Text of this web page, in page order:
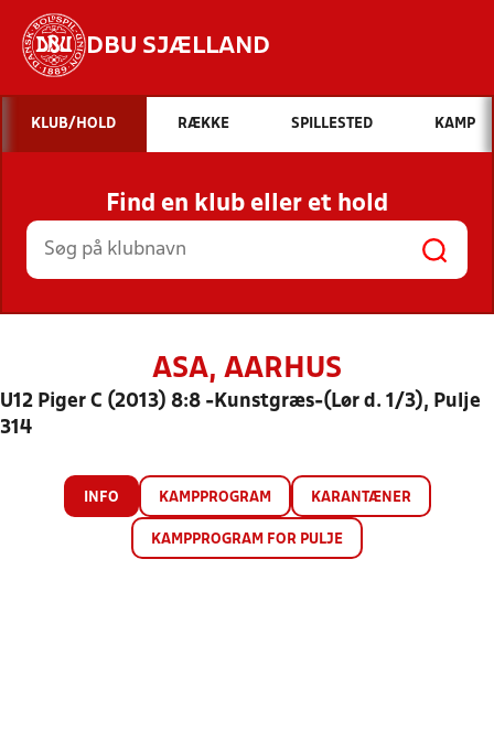
DBU SJÆLLAND
Hvad vil du søge efter?
INDHOLD OG NYHEDER
STILLINGER, RESULTATER, KLUBBER OG
HOLD
KLUB/HOLD RÆKKE SPILLESTED KAMP
Find en klub eller et hold
ASA, AARHUS
U12 Piger C (2013) 8:8 -Kunstgræs-(Lør d. 1/3), Pulje
314
INFO KAMPPROGRAM KARANTÆNER
KAMPPROGRAM FOR PULJE